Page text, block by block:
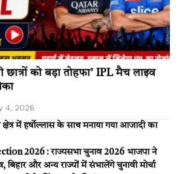
को बड़ा तोहफा’ IPL मैच लाइव
4, 2026
में हर्षोल्लास के साथ मनाया गया आजादी का
2026 : राज्यसभा चुनाव 2026 भाजपा ने
बिहार और अन्य राज्यों में संभालेंगे चुनावी मोर्चा